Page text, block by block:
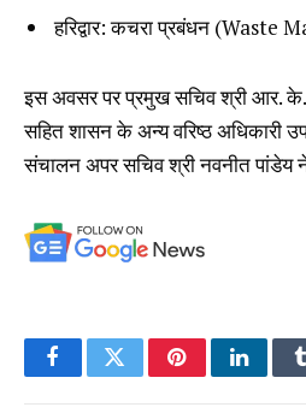
हरिद्वार: कचरा प्रबंधन (Waste
इस अवसर पर प्रमुख सचिव श्री आर.
सहित शासन के अन्य वरिष्ठ अधिकारी
संचालन अपर सचिव श्री नवनीत पांडेय
FacebookTwitterPinterest